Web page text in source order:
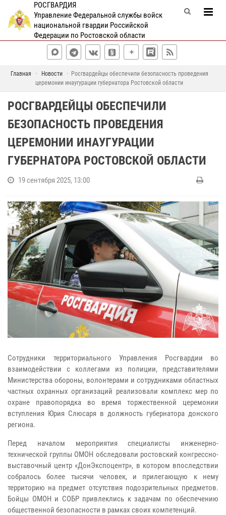
РОСГВАРДИЯ
Управление Федеральной службы войск
национальной гвардии Российской
Федерации по Ростовской области
Главная Новости
Росгвардейцы обеспечили безопасность проведения
церемонии инаугурации губернатора Ростовской области
РОСГВАРДЕЙЦЫ ОБЕСПЕЧИЛИ
БЕЗОПАСНОСТЬ ПРОВЕДЕНИЯ
ЦЕРЕМОНИИ ИНАУГУРАЦИИ
ГУБЕРНАТОРА РОСТОВСКОЙ ОБЛАСТИ
19 сентября 2025, 13:00
Сотрудники территориального Управления Росгвардии во
взаимодействии с коллегами из полиции, представителями
Министерства обороны, волонтерами и сотрудниками областных
частных охранных организаций реализовали комплекс мер по
охране правопорядка во время торжественной церемонии
вступления Юрия Слюсаря в должность губернатора донского
региона.
Перед началом мероприятия специалисты инженерно-
технической группы ОМОН обследовали ростовский конгрессно-
выставочный центр «ДонЭкспоцентр», в котором впоследствии
собралось более тысячи человек, и прилегающую к нему
территорию на предмет отсутствия подозрительных предметов.
Бойцы ОМОН и СОБР привлеклись к задачам по обеспечению
общественной безопасности в рамках своих компетенций.